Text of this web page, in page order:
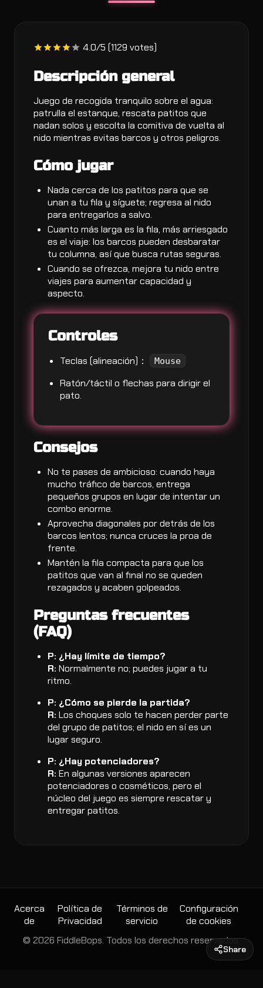
4.0/5 (1129 votes)
Descripción general
Juego de recogida tranquilo sobre el agua:
patrulla el estanque, rescata patitos que
nadan solos y escolta la comitiva de vuelta al
nido mientras evitas barcos y otros peligros.
Cómo jugar
Nada cerca de los patitos para que se
unan a tu fila y síguete; regresa al nido
para entregarlos a salvo.
Cuanto más larga es la fila, más arriesgado
es el viaje: los barcos pueden desbaratar
tu columna, así que busca rutas seguras.
Cuando se ofrezca, mejora tu nido entre
viajes para aumentar capacidad y
aspecto.
Controles
Teclas (alineación)： Mouse
Ratón/táctil o flechas para dirigir el
pato.
Consejos
No te pases de ambicioso: cuando haya
mucho tráfico de barcos, entrega
pequeños grupos en lugar de intentar un
combo enorme.
Aprovecha diagonales por detrás de los
barcos lentos; nunca cruces la proa de
frente.
Mantén la fila compacta para que los
patitos que van al final no se queden
rezagados y acaben golpeados.
Preguntas frecuentes
(FAQ)
P: ¿Hay límite de tiempo?
R: Normalmente no; puedes jugar a tu
ritmo.
P: ¿Cómo se pierde la partida?
R: Los choques solo te hacen perder parte
del grupo de patitos; el nido en sí es un
lugar seguro.
P: ¿Hay potenciadores?
R: En algunas versiones aparecen
potenciadores o cosméticos, pero el
núcleo del juego es siempre rescatar y
entregar patitos.
Acerca
de
Política de
Privacidad
Términos de
servicio
Configuración
de cookies
© 2026 FiddleBops. Todos los derechos reservados.
Share